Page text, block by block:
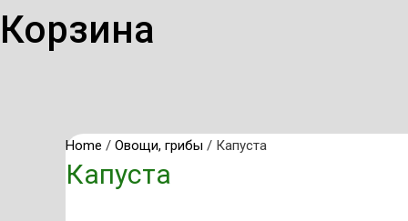
Корзина
Home / Овощи, грибы / Капуста
Капуста